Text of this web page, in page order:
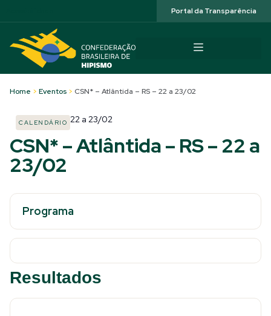
Portal da Transparência
Home > Eventos > CSN* – Atlântida – RS – 22 a 23/02
CALENDÁRIO 22 a 23/02
CSN* – Atlântida – RS – 22 a
23/02
Programa
Resultados